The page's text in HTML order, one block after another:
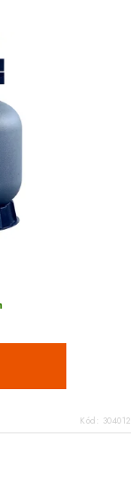
Kód: 304012